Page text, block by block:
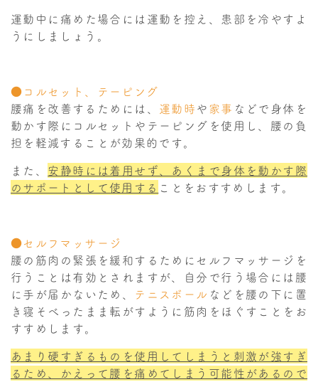
運動中に痛めた場合には運動を控え、患部を冷やすよ
うにしましょう。
●コルセット、テーピング
腰痛を改善するためには、 運動時や家事 などで身体を
動かす際にコルセットやテーピングを使用し、腰の負
担を軽減することが効果的です。
また、 安静時には着用せず、あくまで身体を動かす際
のサポートとして使用する ことをおすすめします。
●セルフマッサージ
腰の筋肉の緊張を緩和するためにセルフマッサージを
行うことは有効とされますが、自分で行う場合には腰
に手が届かないため、 テニスボール などを腰の下に置
き寝そべったまま転がすように筋肉をほぐすことをお
すすめします。
あまり硬すぎるものを使用してしまうと刺激が強すぎ
るため、かえって腰を痛めてしまう可能性があるので